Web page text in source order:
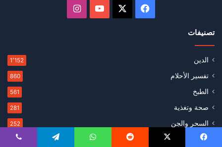
فيسبوك ‫YouTube
تصنيفات
الدين 1٬152
تفسير الأحلام 860
الطبخ 561
صحة وتغذية 281
السحر والجن 252
حكم وأقوال 219